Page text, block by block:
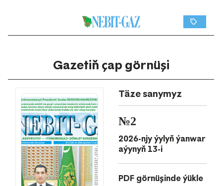
Gazetiň çap görnüşi
Täze sanymyz
№2
2026-njy ýylyň ýanwar
aýynyň 13-i
PDF görnüşinde ýükle